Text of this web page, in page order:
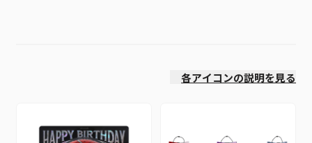
各アイコンの説明を見る